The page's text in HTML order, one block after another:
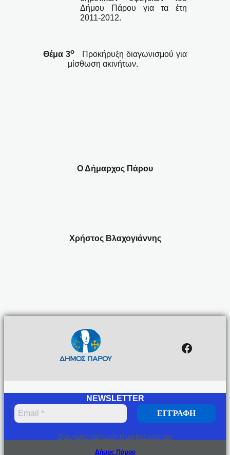
Δήμου Πάρου για τα έτη
2011-2012.
Θέμα 3ο
Προκήρυξη διαγωνισμού για
μίσθωση ακινήτων.
Ο Δήμαρχος Πάρου
Χρήστος Βλαχογιάννης
NEWSLETTER
Όροι χρήσηςΔήλωση Προσβασιμότητας
Δήμος Πάρου